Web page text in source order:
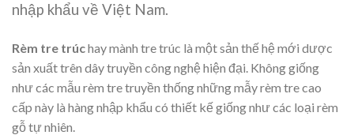
nhập khẩu về Việt Nam.
Rèm tre trúchay mành tre trúc là một sản thế hệ mới dược
sản xuất trên dây truyền công nghệ hiện đại. Không giống
như các mẫu rèm tre truyền thống những mẫy rèm tre cao
cấp này là hàng nhập khẩu có thiết kế giống như các loại rèm
gỗ tự nhiên.